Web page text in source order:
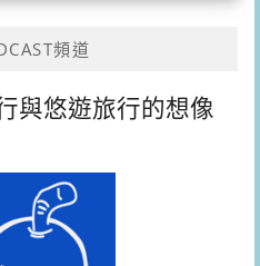
頻道
與悠遊旅行的想像